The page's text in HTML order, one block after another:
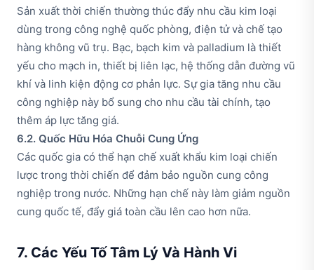
Sản xuất thời chiến thường thúc đẩy nhu cầu kim loại
dùng trong công nghệ quốc phòng, điện tử và chế tạo
hàng không vũ trụ. Bạc, bạch kim và palladium là thiết
yếu cho mạch in, thiết bị liên lạc, hệ thống dẫn đường vũ
khí và linh kiện động cơ phản lực. Sự gia tăng nhu cầu
công nghiệp này bổ sung cho nhu cầu tài chính, tạo
thêm áp lực tăng giá.
6.2. Quốc Hữu Hóa Chuỗi Cung Ứng
Các quốc gia có thể hạn chế xuất khẩu kim loại chiến
lược trong thời chiến để đảm bảo nguồn cung công
nghiệp trong nước. Những hạn chế này làm giảm nguồn
cung quốc tế, đẩy giá toàn cầu lên cao hơn nữa.
7. Các Yếu Tố Tâm Lý Và Hành Vi